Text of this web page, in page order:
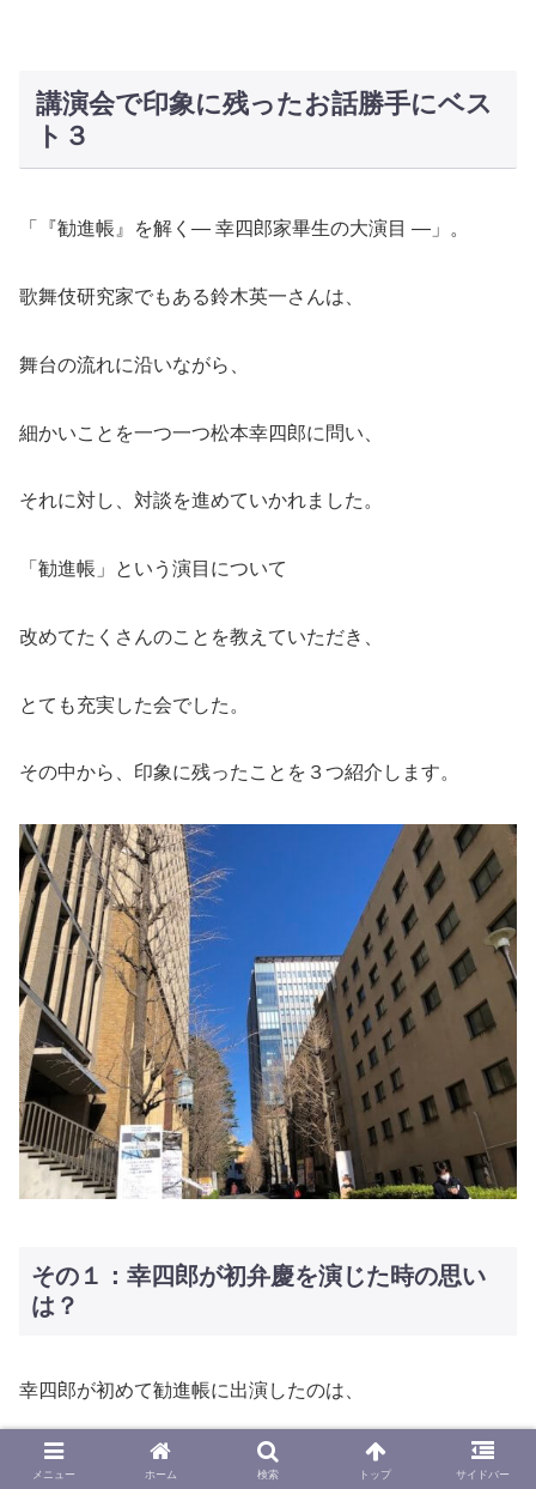
講演会で印象に残ったお話勝手にベス
ト３
「『勧進帳』を解く― 幸四郎家畢生の大演目 ―」。
歌舞伎研究家でもある鈴木英一さんは、
舞台の流れに沿いながら、
細かいことを一つ一つ松本幸四郎に問い、
それに対し、対談を進めていかれました。
「勧進帳」という演目について
改めてたくさんのことを教えていただき、
とても充実した会でした。
その中から、印象に残ったことを３つ紹介します。
その１：幸四郎が初弁慶を演じた時の思い
は？
幸四郎が初めて勧進帳に出演したのは、
昭和57年の国立劇場。
メニュー ホーム 検索 トップ サイドバー